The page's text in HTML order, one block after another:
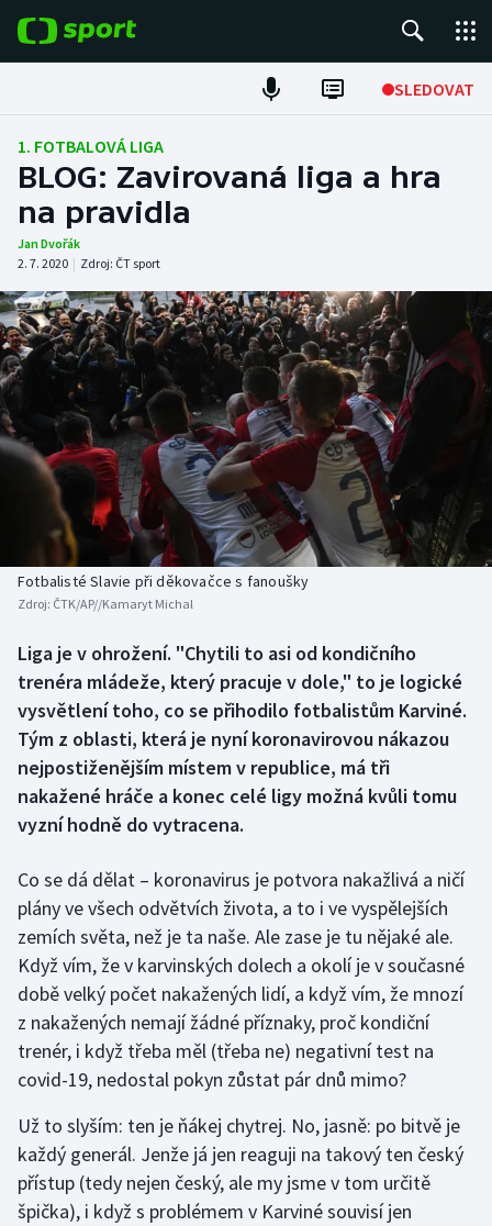
SLEDOVAT
Fotbal
Hokej
Tenis
Atletika
Cyklistika
DALŠÍ SPORTY
Americký fotbal
Baseball a softbal
Basketbal
Biatlon
Boby a skeleton
Box
Curling
Dostihy
Florbal
Futsal
Golf
Gymnastika
Házená
Jezdectví
Judo
NEPŘEHLÉDNĚTE
Soutěže
Historické návraty
Aplikace ČT sport
AZ kvíz
1. FOTBALOVÁ LIGA
BLOG: Zavirovaná liga a hra
na pravidla
Jan Dvořák
2. 7. 2020 | Zdroj: ČT sport
Fotbalisté Slavie při děkovačce s fanoušky
Zdroj: ČTK/AP//Kamaryt Michal
Liga je v ohrožení. "Chytili to asi od kondičního
trenéra mládeže, který pracuje v dole," to je logické
vysvětlení toho, co se přihodilo fotbalistům Karviné.
Tým z oblasti, která je nyní koronavirovou nákazou
nejpostiženějším místem v republice, má tři
nakažené hráče a konec celé ligy možná kvůli tomu
vyzní hodně do vytracena.
Co se dá dělat – koronavirus je potvora nakažlivá a ničí
plány ve všech odvětvích života, a to i ve vyspělejších
zemích světa, než je ta naše. Ale zase je tu nějaké ale.
Když vím, že v karvinských dolech a okolí je v současné
době velký počet nakažených lidí, a když vím, že mnozí
z nakažených nemají žádné příznaky, proč kondiční
trenér, i když třeba měl (třeba ne) negativní test na
covid-19, nedostal pokyn zůstat pár dnů mimo?
Už to slyším: ten je ňákej chytrej. No, jasně: po bitvě je
každý generál. Jenže já jen reaguji na takový ten český
přístup (tedy nejen český, ale my jsme v tom určitě
špička), i když s problémem v Karviné souvisí jen